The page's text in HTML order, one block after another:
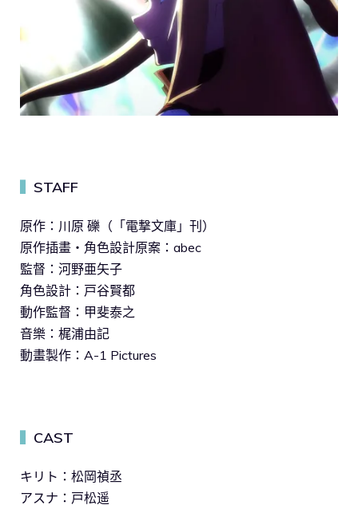
STAFF
原作：川原 礫（「電撃文庫」刊）
原作插畫・角色設計原案：abec
監督：河野亜矢子
角色設計：戸谷賢都
動作監督：甲斐泰之
音樂：梶浦由記
動畫製作：A-1 Pictures
CAST
キリト：松岡禎丞
アスナ：戸松遥